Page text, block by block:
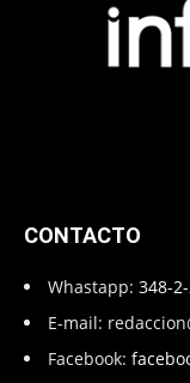
CONTACTO
Whastapp: 348-
E-mail:
Facebook: